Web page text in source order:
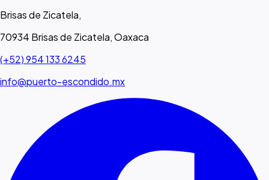
Brisas de Zicatela,
70934 Brisas de Zicatela, Oaxaca
(+52) 954 133 6245
info@puerto-escondido.mx